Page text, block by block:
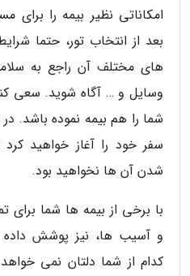
امکاناتی نظیر بیمه را برای
بعد از انتخاب تور، حتما
های مختلف آن راجع به
وسایل و … آگاه شوید. سعی
شما را هم بیمه نموده باشد.
سفر خود را آغاز خواهید
شدن آن ها نخواهید بود.
با برخی از بیمه ها شما برای
و آسیب ها، نیز پوشش
کدام از شما دلتان نمی